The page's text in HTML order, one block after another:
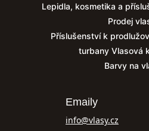
Lepidla, kosmetika a
Prodej
Příslušenství k
turbany Vlasová
Barvy na
Emaily
info@vlasy.cz